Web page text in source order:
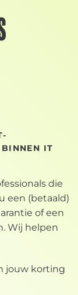
IT
die
een (betaald)
of een
Wij helpen
jouw korting